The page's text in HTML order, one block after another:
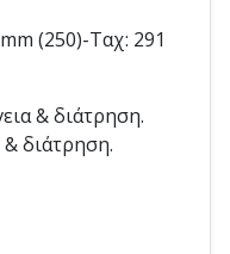
(250)-Ταχ: 291
& διάτρηση.
διάτρηση.